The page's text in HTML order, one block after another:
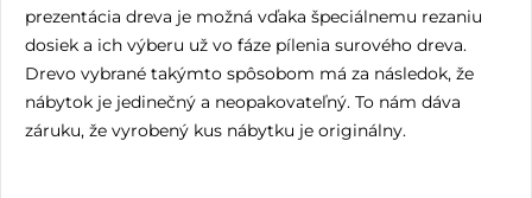
prezentácia dreva je možná vďaka špeciálnemu rezaniu
dosiek a ich výberu už vo fáze pílenia surového dreva.
Drevo vybrané takýmto spôsobom má za následok, že
nábytok je jedinečný a neopakovateľný. To nám dáva
záruku, že vyrobený kus nábytku je originálny.